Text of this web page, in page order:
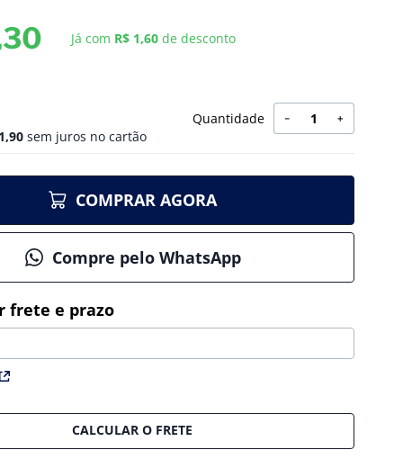
30 Já com R$ 1,60de desconto
,90sem juros no cartão
Quantidade ＋
－
COMPRAR AGORA
Compre pelo WhatsApp
CALCULAR O FRETE